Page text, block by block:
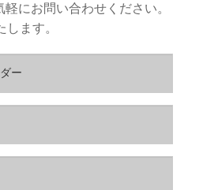
にお問い合わせください。
ます。